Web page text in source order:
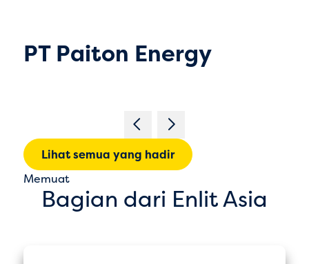
PT Paiton Energy
Lihat semua yang hadir
Memuat
Bagian dari Enlit Asia